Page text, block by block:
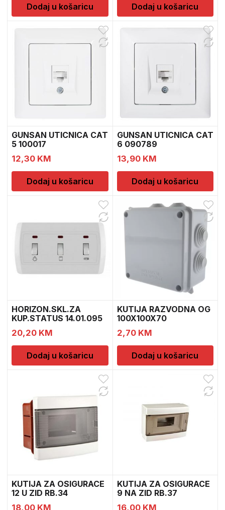
Dodaj u košaricu Dodaj u košaricu
GUNSAN UTICNICA CAT
5 100017
12,30 KM
Dodaj u košaricu
GUNSAN UTICNICA CAT
6 090789
13,90 KM
Dodaj u košaricu
HORIZON.SKL.ZA
KUP.STATUS 14.01.095
942
20,20 KM
Dodaj u košaricu
KUTIJA RAZVODNA OG
100X100X70
2,70 KM
Dodaj u košaricu
KUTIJA ZA OSIGURACE
12 U ZID RB.34
18,00 KM
KUTIJA ZA OSIGURACE
9 NA ZID RB.37
16,00 KM